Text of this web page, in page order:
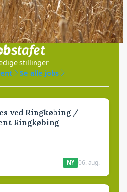
Jobs
med
stillinger
Se alle jobs
ved Ringkøbing /
Ringkøbing
NY 06. aug.